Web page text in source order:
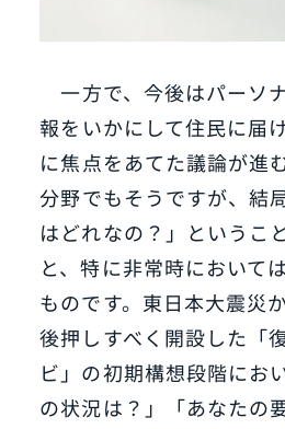
一方で、今後はパーソ
報をいかにして住民に届
に焦点をあてた議論が進
分野でもそうですが、結
はどれなの？」というこ
と、特に非常時において
ものです。東日本大震災
後押しすべく開設した「
ビ」の初期構想段階にお
の状況は？」「あなたの